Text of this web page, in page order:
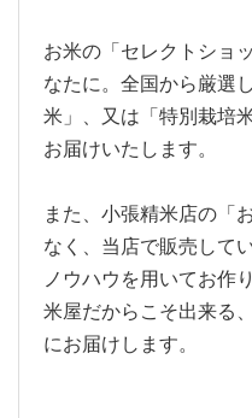
お米の「セレクトショ
なたに。全国から厳選
米」、又は「特別栽培
お届けいたします。
また、小張精米店の「
なく、当店で販売して
ノウハウを用いてお作
米屋だからこそ出来る
にお届けします。